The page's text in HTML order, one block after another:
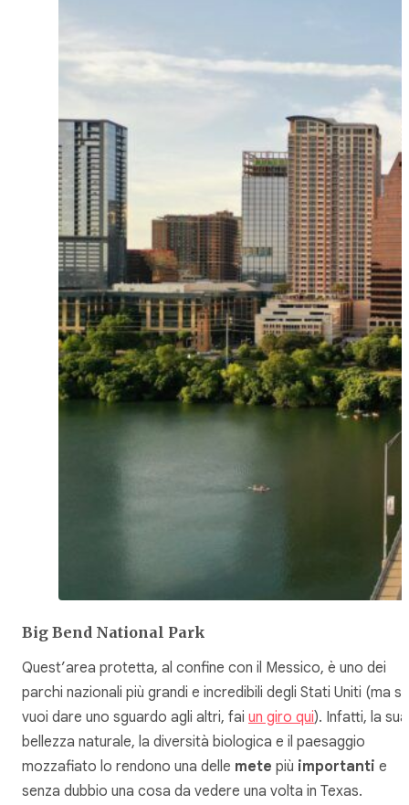
Big Bend National Park
Quest’area protetta, al confine con il Messico, è uno dei
parchi nazionali più grandi e incredibili degli Stati Uniti (ma se
vuoi dare uno sguardo agli altri, fai un giro qui). Infatti, la sua
bellezza naturale, la diversità biologica e il paesaggio
mozzafiato lo rendono una delle mete più importanti e
senza dubbio una cosa da vedere una volta in Texas.